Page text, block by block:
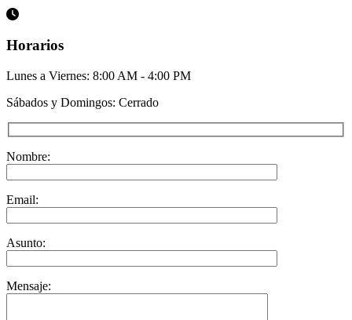
Horarios
Lunes a Viernes: 8:00 AM - 4:00 PM
Sábados y Domingos: Cerrado
Nombre:
Email:
Asunto:
Mensaje: